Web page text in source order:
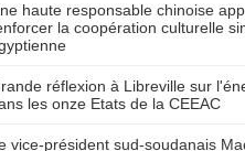
haute responsable chinoise
la coopération culturelle
réflexion à Libreville sur
les onze Etats de la CEEAC
vice-président sud-soudanais